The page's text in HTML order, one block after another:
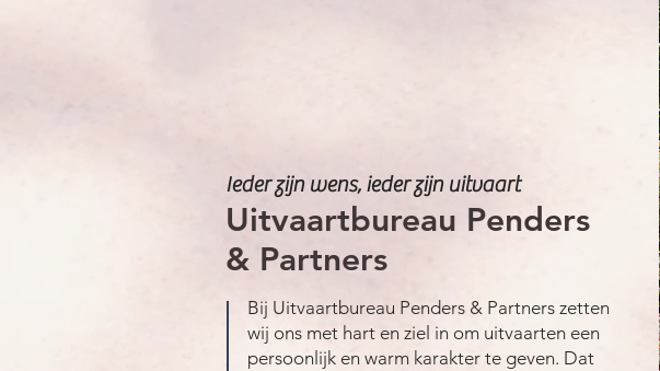
Ieder zijn wens, ieder zijn uitvaart
Uitvaartbureau Penders
& Partners
Bij Uitvaartbureau Penders & Partners zetten
wij ons met hart en ziel in om uitvaarten een
persoonlijk en warm karakter te geven. Dat